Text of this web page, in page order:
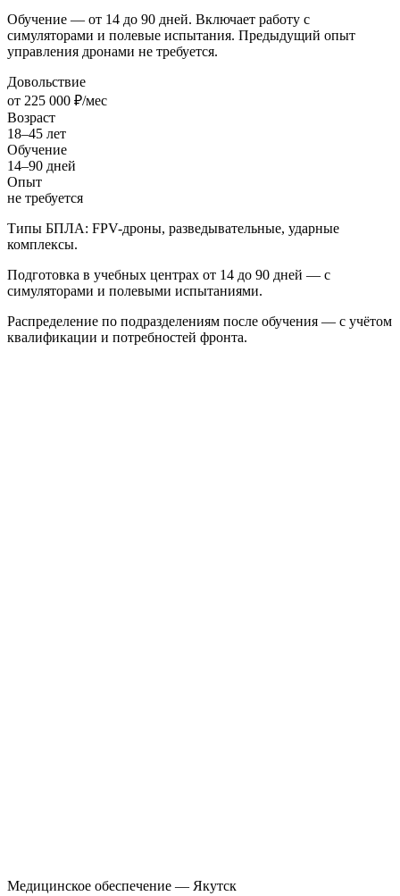
Обучение — от 14 до 90 дней. Включает работу с
симуляторами и полевые испытания. Предыдущий опыт
управления дронами не требуется.
Довольствие
от 225 000 ₽/мес
Возраст
18–45 лет
Обучение
14–90 дней
Опыт
не требуется
Типы БПЛА: FPV-дроны, разведывательные, ударные
комплексы.
Подготовка в учебных центрах от 14 до 90 дней — с
симуляторами и полевыми испытаниями.
Распределение по подразделениям после обучения — с учётом
квалификации и потребностей фронта.
Медицинское обеспечение — Якутск